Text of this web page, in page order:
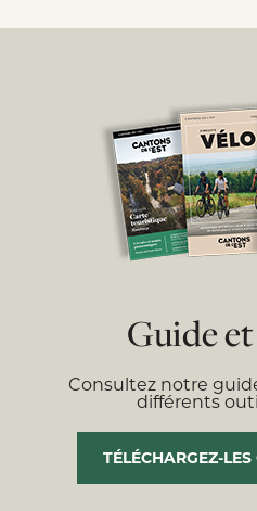
Guide
Consultez notre
différents
TÉLÉCHARGEZ-